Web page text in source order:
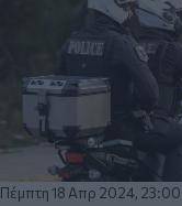
Πέμπτη 18 Απρ 2024, 23:00